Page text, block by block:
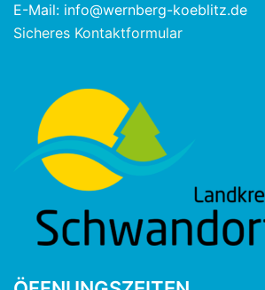
E-Mail: info@wernberg-koeblitz.de
Sicheres Kontaktformular